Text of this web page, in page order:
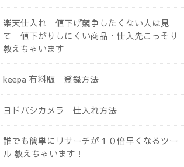
楽天仕入れ 値下げ競争したくない人は見
て 値下がりしにくい商品・仕入先こっそり
教えちゃいます
keepa 有料版 登録方法
ヨドバシカメラ 仕入れ方法
誰でも簡単にリサーチが１０倍早くなるツー
ル 教えちゃいます！